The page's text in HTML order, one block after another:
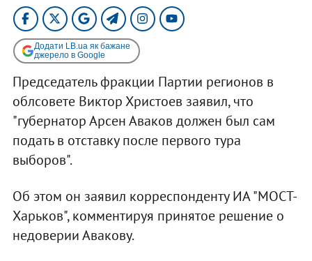
Додати LB.ua як бажане
джерело в Google
Председатель фракции Партии регионов в
облсовете Виктор Христоев заявил, что
"губернатор Арсен Аваков должен был сам
подать в отставку после первого тура
выборов".
Об этом он заявил корреспонденту ИА "МОСТ-
Харьков", комментируя принятое решение о
недоверии Авакову.